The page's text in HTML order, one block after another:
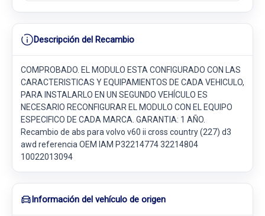
Descripción del Recambio
COMPROBADO. EL MODULO ESTA CONFIGURADO CON LAS
CARACTERISTICAS Y EQUIPAMIENTOS DE CADA VEHICULO,
PARA INSTALARLO EN UN SEGUNDO VEHÍCULO ES
NECESARIO RECONFIGURAR EL MODULO CON EL EQUIPO
ESPECIFICO DE CADA MARCA. GARANTIA: 1 AÑO.
Recambio de abs para volvo v60 ii cross country (227) d3
awd referencia OEM IAM P32214774 32214804
10022013094
Información del vehículo de origen